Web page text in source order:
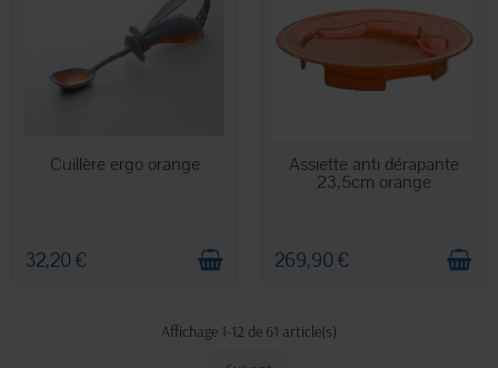
EN STOCK
Cuillère ergo orange
32,20 €
STOCK LIMITÉ
Assiette anti dérapante
23,5cm orange
269,90 €
Affichage 1-12 de 61 article(s)